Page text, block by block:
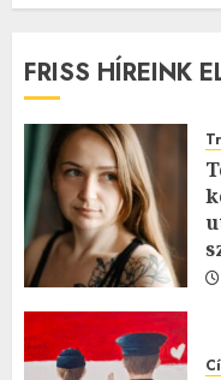
FRISS HÍREINK